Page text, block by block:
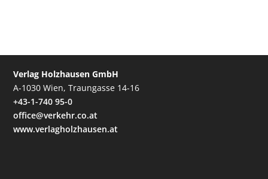
Verlag Holzhausen GmbH
A-1030 Wien, Traungasse 14-16
+43-1-740 95-0
office@verkehr.co.at
www.verlagholzhausen.at